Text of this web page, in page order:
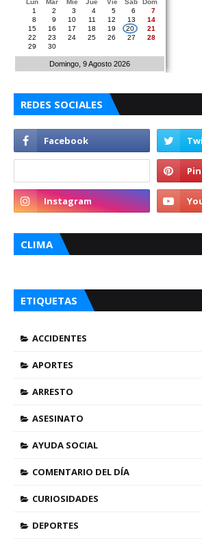
Lun Mar Mie Jue Vie Sab
Dom
1
2 3 4 5 6
7
8
9 10 11 12 13
14
15
16 17 18 19 20
21
22
23 24 25 26 27
28
29
30
Domingo, 9 Agosto 2026
REDES SOCIALES
CLIMA
ETIQUETAS
ACCIDENTES
APORTES
ARRESTO
ASESINATO
AYUDA SOCIAL
COMENTARIO DEL DÍA
CURIOSIDADES
DEPORTES